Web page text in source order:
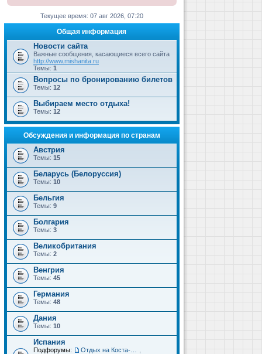
Текущее время: 07 авг 2026, 07:20
Общая информация
Новости сайта
Важные сообщения, касающиеся всего сайта
http://www.mishanita.ru
Темы: 1
Вопросы по бронированию билетов
Темы: 12
Выбираем место отдыха!
Темы: 12
Обсуждения и информация по странам
Австрия
Темы: 15
Беларусь (Белоруссия)
Темы: 10
Бельгия
Темы: 9
Болгария
Темы: 3
Великобритания
Темы: 2
Венгрия
Темы: 45
Германия
Темы: 48
Дания
Темы: 10
Испания
Подфорумы: